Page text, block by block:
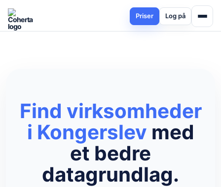
Priser Log på
Find virksomheder
i Kongerslev med
et bedre
datagrundlag.